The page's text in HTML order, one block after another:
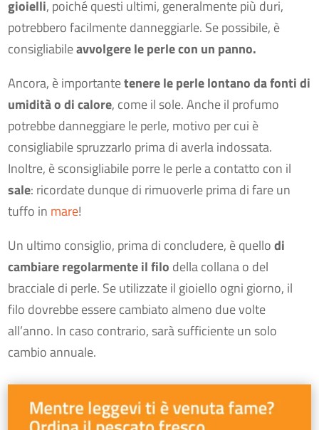
gioielli, poiché questi ultimi, generalmente più duri,
potrebbero facilmente danneggiarle. Se possibile, è
consigliabileavvolgere le perle con un panno.
Ancora, è importantetenere le perle lontano da fonti di
umidità o di calore, come il sole. Anche il profumo
potrebbe danneggiare le perle, motivo per cui è
consigliabile spruzzarlo prima di averla indossata.
Inoltre, è sconsigliabile porre le perle a contatto con il
sale: ricordate dunque di rimuoverle prima di fare un
tuffo in mare!
Un ultimo consiglio, prima di concludere, è quellodi
cambiare regolarmente il filo della collana o del
bracciale di perle. Se utilizzate il gioiello ogni giorno, il
filo dovrebbe essere cambiato almeno due volte
all’anno. In caso contrario, sarà sufficiente un solo
cambio annuale.